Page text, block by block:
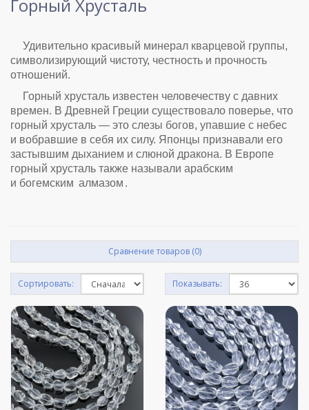
Горный Хрусталь
Удивительно красивый минерал кварцевой группы,
символизирующий чистоту, честность и прочность
отношений.
Горный хрусталь известен человечеству с давних
времен. В Древней Греции существовало поверье, что
горный хрусталь — это слезы богов, упавшие с небес
и вобравшие в себя их силу. Японцы признавали его
застывшим дыханием и слюной дракона. В Европе
горный хрусталь также называли арабским
и богемским алмазом .
Сравнение товаров (0)
Сортировать: Показывать: